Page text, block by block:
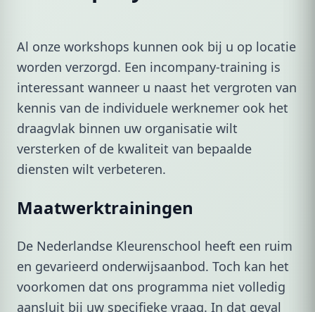
Al onze workshops kunnen ook bij u op locatie
worden verzorgd. Een incompany-training is
interessant wanneer u naast het vergroten van
kennis van de individuele werknemer ook het
draagvlak binnen uw organisatie wilt
versterken of de kwaliteit van bepaalde
diensten wilt verbeteren.
Maatwerktrainingen
De Nederlandse Kleurenschool heeft een ruim
en gevarieerd onderwijsaanbod. Toch kan het
voorkomen dat ons programma niet volledig
aansluit bij uw specifieke vraag. In dat geval